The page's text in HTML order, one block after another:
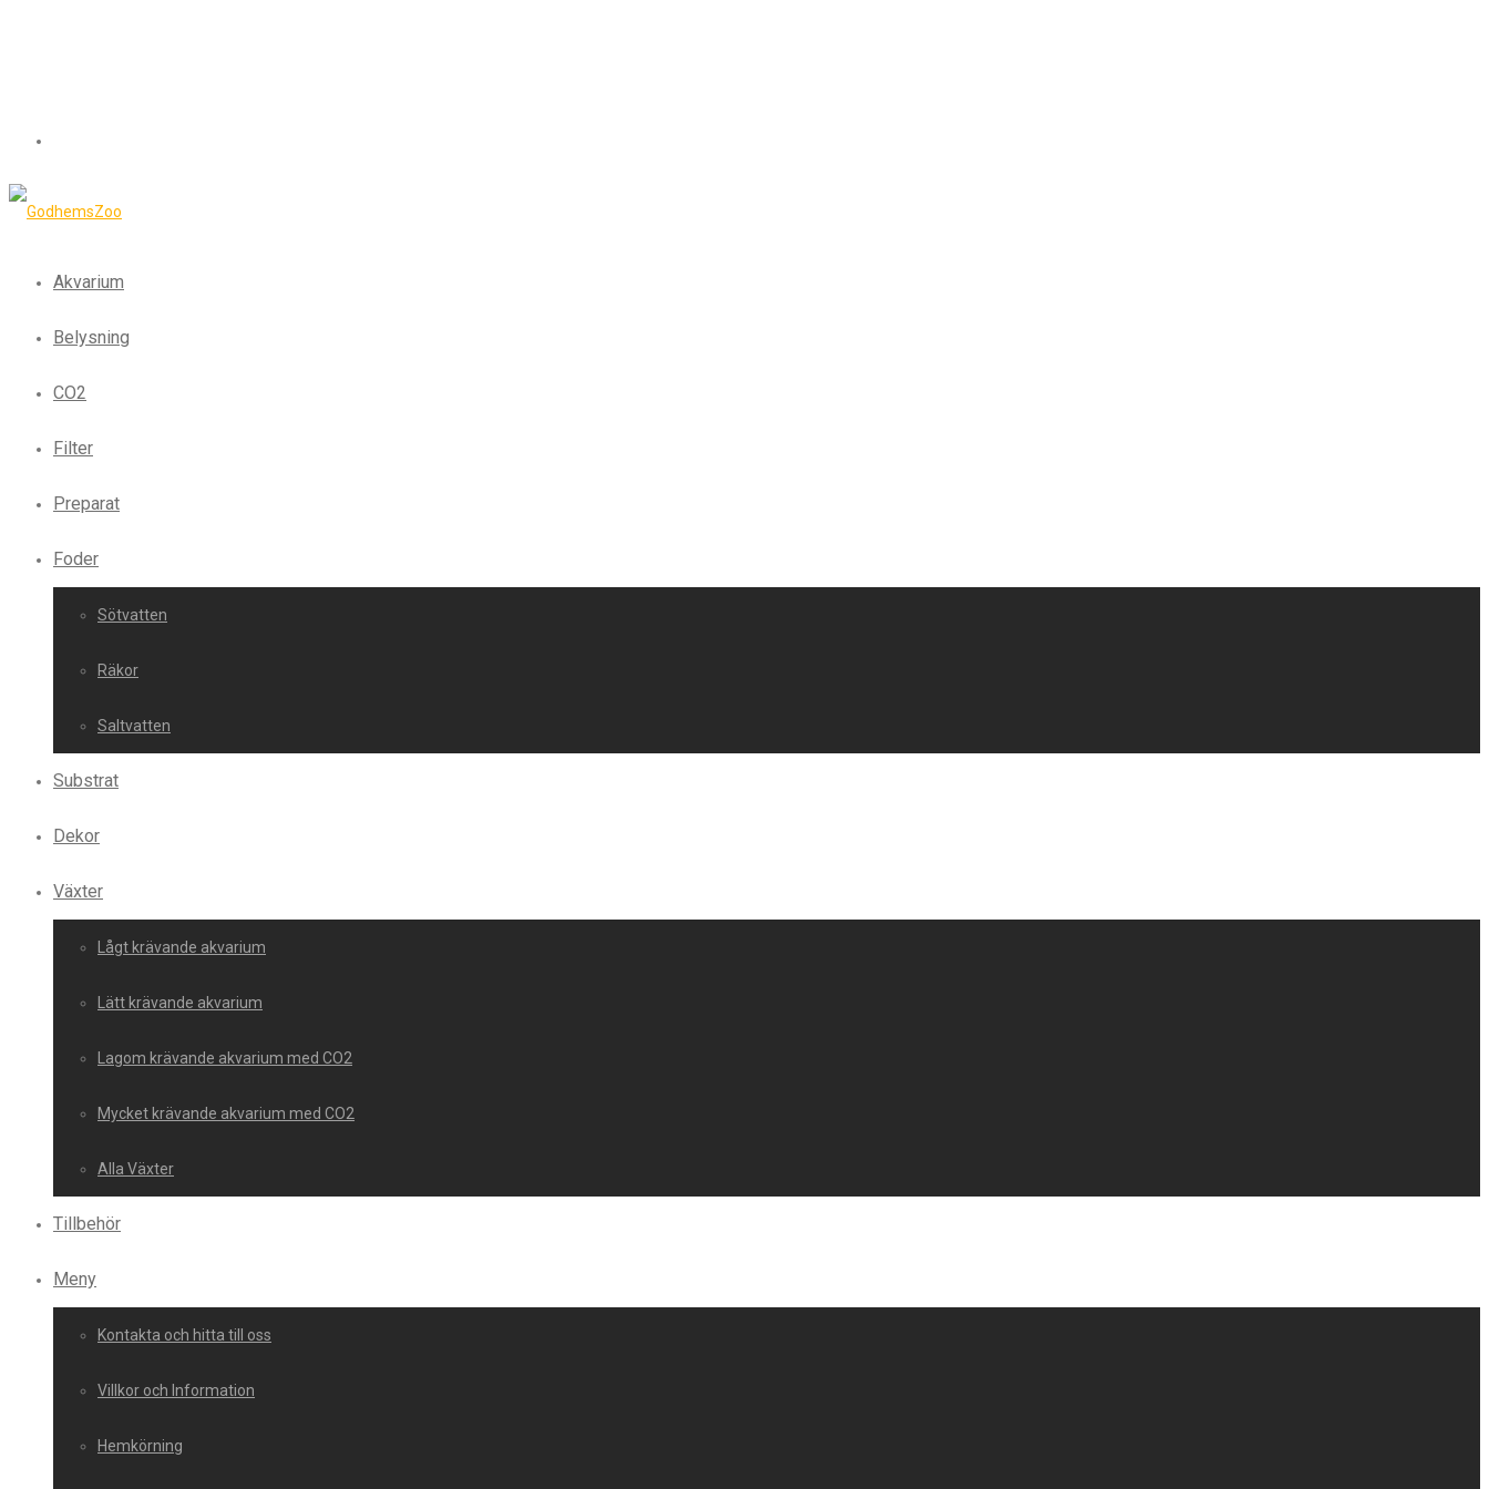
Akvarium
Belysning
CO2
Filter
Preparat
Foder
Sötvatten
Räkor
Saltvatten
Substrat
Dekor
Växter
Lågt krävande akvarium
Lätt krävande akvarium
Lagom krävande akvarium med CO2
Mycket krävande akvarium med CO2
Alla Växter
Tillbehör
Meny
Kontakta och hitta till oss
Villkor och Information
Hemkörning